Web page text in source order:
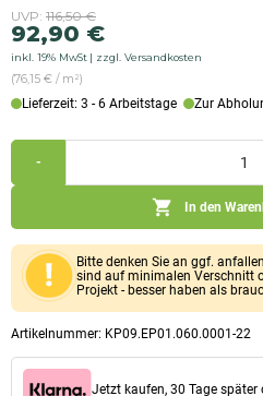
Artikelnummer: KP09.EP01.060.0001-22
UVP: 116,50€
Ursprünglicher
Preis
war:
116,50 €
92,90 €
Aktueller
Preis
ist:
92,90 €.
inkl. 19% MwSt zzgl. Versandkosten
(76,15 € / m²)
-
vorgrundiert
fest
(1.000x1.220x60mm)
Menge
In den
Bitte denken Sie an ggf.
sind auf minimalen Verschnitt
Projekt - besser haben als
Jetzt kaufen, 30 Tage später
Lieferzeit: 3 - 6 Arbeitstage Zur